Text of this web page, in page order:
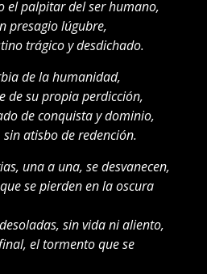
el palpitar del ser humano,
presagio lúgubre,
trágico y desdichado.
de la humanidad,
de su propia perdicción,
de conquista y dominio,
atisbo de redención.
una a una, se desvanecen,
se pierden en la oscura
sin vida ni aliento,
el tormento que se